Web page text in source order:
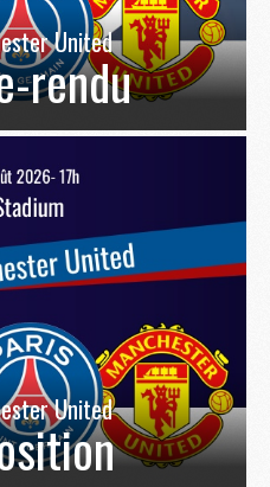
United
rendu
United